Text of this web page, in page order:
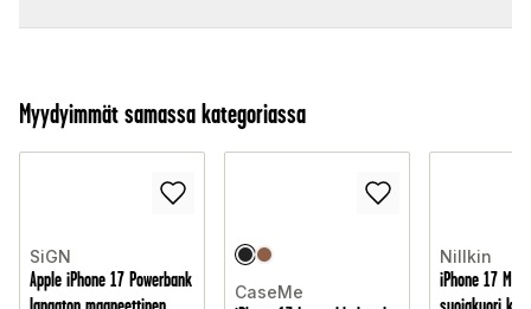
Myydyimmät samassa kategoriassa
SiGN
Apple iPhone 17 Powerbank
CaseMe
Nillkin
iPhone 17